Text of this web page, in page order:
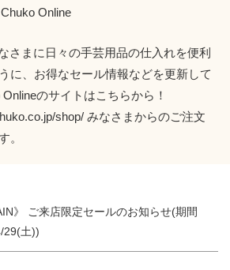
Chuko Online
さまに日々の手芸用品の仕入れを便利
に、お得なセール情報などを更新して
のサイトはこちらから！
shop/ みなさまからのご注文
。
》 ご来店限定セールのお知らせ(期間
29(土))